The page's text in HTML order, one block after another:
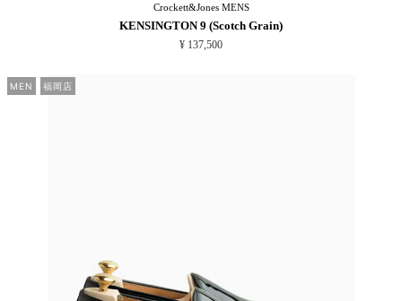
Crockett&JonesMENS
KENSINGTON 9 (Scotch Grain)
¥ 137,500
MEN 福岡店